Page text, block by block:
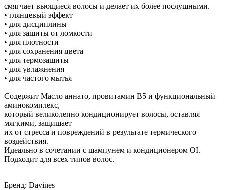
смягчает вьющиеся волосы и делает их более послушными.
• глянцевый эффект
• для дисциплины
• для защиты от ломкости
• для плотности
• для сохранения цвета
• для термозащиты
• для увлажнения
• для частого мытья
Содержит Масло аннато, провитамин B5 и функциональный
аминокомплекс,
который великолепно кондиционирует волосы, оставляя
мягкими, защищает
их от стресса и повреждений в результате термического
воздействия.
Идеально в сочетании с шампунем и кондиционером OI.
Подходит для всех типов волос.
Бренд: Davines